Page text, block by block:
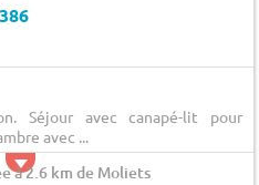
Séjour avec canapé-lit pour
avec ...
à 2.6 km de Moliets